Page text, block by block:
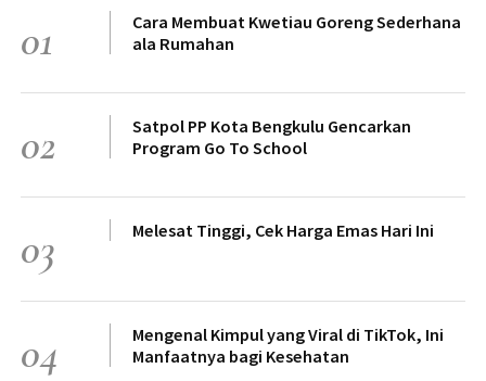
01
Cara Membuat Kwetiau Goreng Sederhana
ala Rumahan
02
Satpol PP Kota Bengkulu Gencarkan
Program Go To School
03 Melesat Tinggi, Cek Harga Emas Hari Ini
04
Mengenal Kimpul yang Viral di TikTok, Ini
Manfaatnya bagi Kesehatan